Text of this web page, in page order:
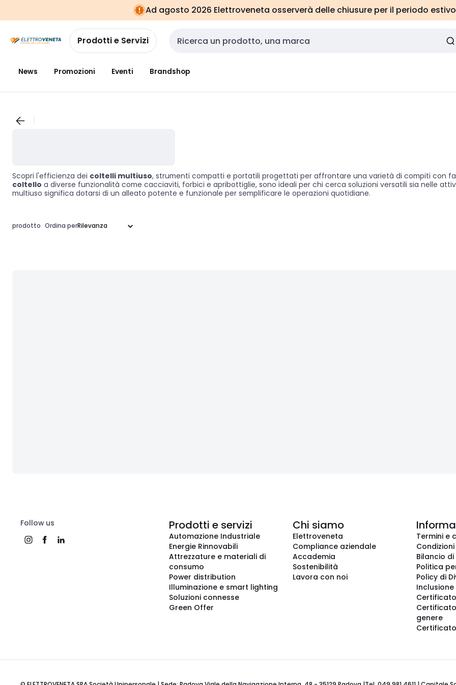
navigazionealla
pagina
Ad agosto 2026 Elettroveneta osserverà delle chiusure per il periodo
Prodotti e Servizi Cerca input
News Promozioni Eventi Brandshop
Scopri l'efficienza dei coltelli multiuso, strumenti compatti e portatili progettati per affrontare una varietà di compiti con
coltello a diverse funzionalità come cacciaviti, forbici e apribottiglie, sono ideali per chi cerca soluzioni versatili sia nelle
multiuso significa dotarsi di un alleato potente e funzionale per semplificare le operazioni quotidiane.
prodotto Ordina per
Follow us Prodotti e servizi
Automazione Industriale
Energie Rinnovabili
Attrezzature e materiali di
consumo
Power distribution
Illuminazione e smart lighting
Soluzioni connesse
Green Offer
Chi siamo
Elettroveneta
Compliance aziendale
Accademia
Sostenibilità
Lavora con noi
Termini e
Bilancio
Politica
Policy di
Inclusione
genere
Certificato